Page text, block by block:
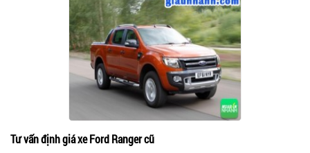
Tư vấn định giá xe Ford Ranger cũ